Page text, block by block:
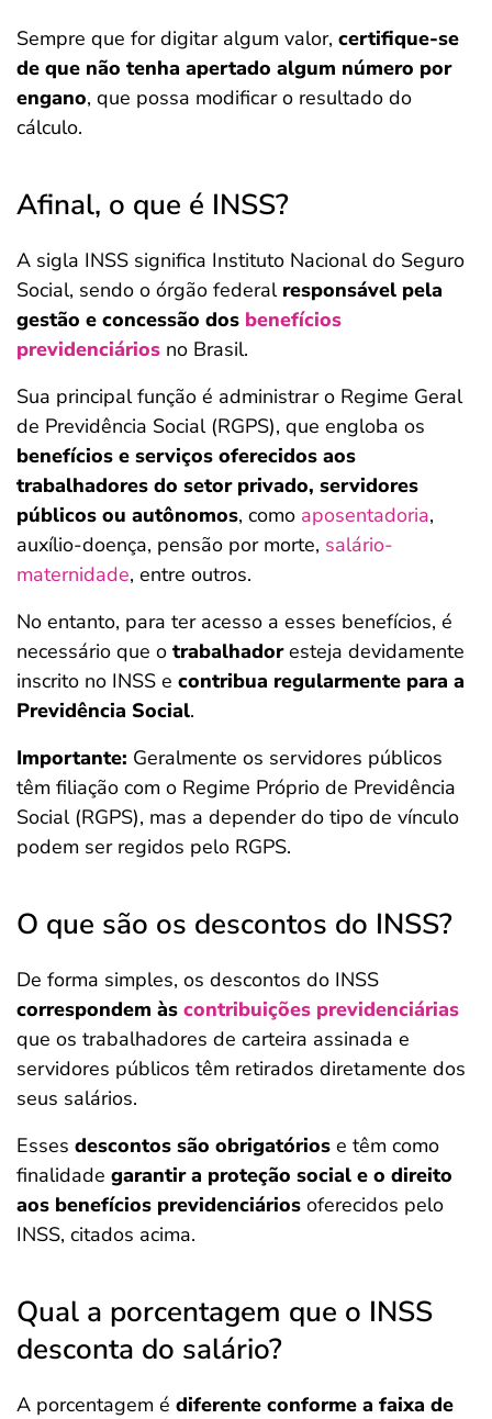
Sempre que for digitar algum valor, certifique-se
de que não tenha apertado algum número por
engano, que possa modificar o resultado do
cálculo.
Afinal, o que é INSS?
A sigla INSS significa Instituto Nacional do Seguro
Social, sendo o órgão federal responsável pela
gestão e concessão dos benefícios
previdenciários no Brasil.
Sua principal função é administrar o Regime Geral
de Previdência Social (RGPS), que engloba os
benefícios e serviços oferecidos aos
trabalhadores do setor privado, servidores
públicos ou autônomos, como aposentadoria,
auxílio-doença, pensão por morte, salário-
maternidade, entre outros.
No entanto, para ter acesso a esses benefícios, é
necessário que o trabalhadoresteja devidamente
inscrito no INSS e contribua regularmente para a
Previdência Social.
Importante: Geralmente os servidores públicos
têm filiação com o Regime Próprio de Previdência
Social (RGPS), mas a depender do tipo de vínculo
podem ser regidos pelo RGPS.
O que são os descontos do INSS?
De forma simples, os descontos do INSS
correspondem às contribuições previdenciárias
que os trabalhadores de carteira assinada e
servidores públicos têm retirados diretamente dos
seus salários.
Esses descontos são obrigatórios e têm como
finalidade garantir a proteção social e o direito
aos benefícios previdenciários oferecidos pelo
INSS, citados acima.
Qual a porcentagem que o INSS
desconta do salário?
A porcentagem é diferente conforme a faixa de